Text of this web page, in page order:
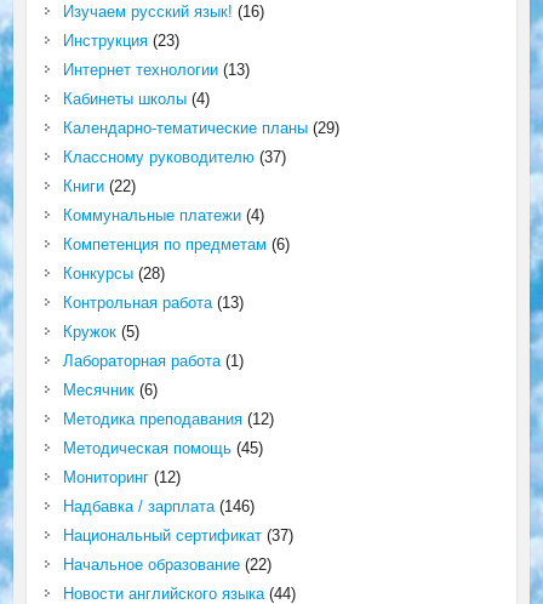
Изучаем русский язык! (16)
Инструкция(23)
Интернет технологии(13)
Кабинеты школы(4)
Календарно-тематические планы(29)
Классному руководителю(37)
Книги(22)
Коммунальные платежи(4)
Компетенция по предметам (6)
Конкурсы(28)
Контрольная работа(13)
Кружок(5)
Лабораторная работа(1)
Месячник(6)
Методика преподавания(12)
Методическая помощь(45)
Мониторинг(12)
Надбавка / зарплата(146)
Национальный сертификат(37)
Начальное образование(22)
Новости английского языка(44)